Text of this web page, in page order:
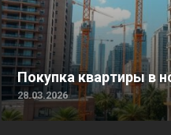
Покупка квартиры в
28.03.2026